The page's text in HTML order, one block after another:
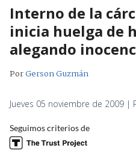
Interno de la
inicia huelga de
alegando
PorGerson Guzmán
Jueves 05 noviembre de 2009 |
Seguimos criterios de